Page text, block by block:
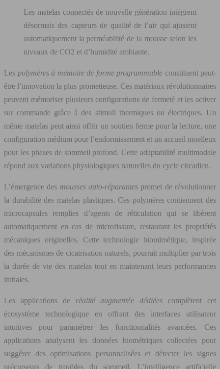
Les matelas connectés de nouvelle génération intègrent
désormais des capteurs de qualité de l’air qui ajustent
automatiquement la perméabilité de la mousse selon les
niveaux de CO2 et d’humidité ambiante.
Les polymères à mémoire de forme programmable constituent peut-
être l’innovation la plus prometteuse. Ces matériaux révolutionnaires
peuvent mémoriser plusieurs configurations de fermeté et les activer
sur commande grâce à des stimuli thermiques ou électriques. Un
même matelas peut ainsi offrir un soutien ferme pour la lecture, une
configuration médium pour l’endormissement et un accueil moelleux
pour les phases de sommeil profond. Cette adaptabilité multimodale
répond aux variations physiologiques naturelles du cycle circadien.
L’émergence des mousses auto-réparantes promet de révolutionner
la durabilité des matelas plastiques. Ces polymères contiennent des
microcapsules remplies d’agents de réticulation qui se libèrent
automatiquement en cas de microfissure, restaurant les propriétés
mécaniques originelles. Cette technologie biomimétique, inspirée
des mécanismes de cicatrisation naturels, pourrait multiplier par trois
la durée de vie des matelas tout en maintenant leurs performances
initiales.
Les applications de réalité augmentée dédiées complètent cet
écosystème technologique en offrant des interfaces utilisateur
intuitives pour paramétrer les fonctionnalités avancées. Ces
applications analysent les données biométriques collectées pour
suggérer des optimisations personnalisées et détecter les signes
précurseurs de troubles du sommeil. L’intelligence artificielle